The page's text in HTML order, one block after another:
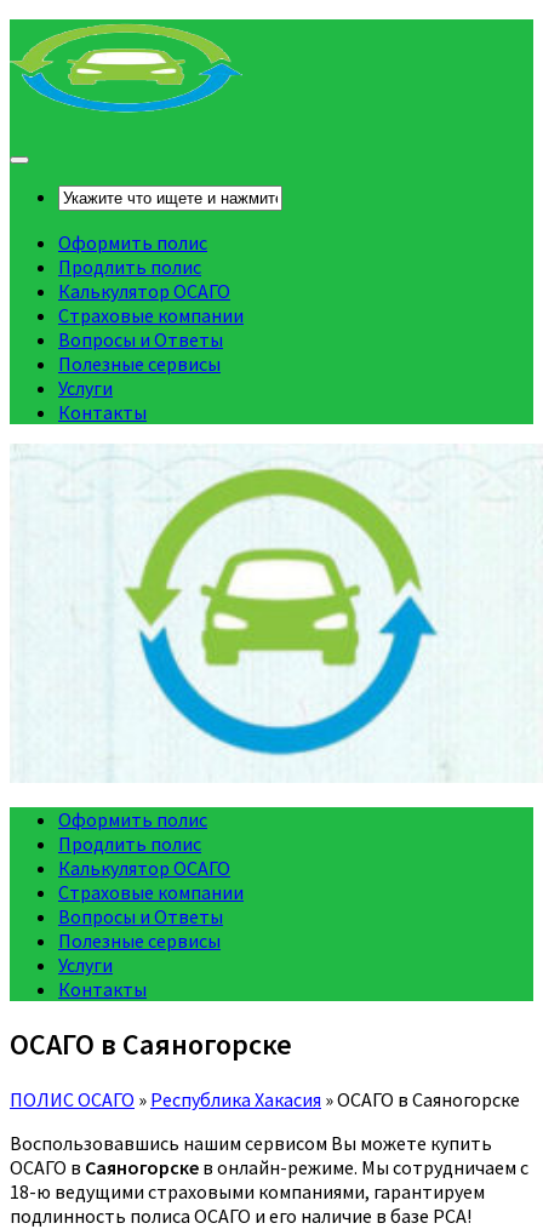
Оформить полис
Продлить полис
Калькулятор ОСАГО
Страховые компании
Вопросы и Ответы
Полезные сервисы
Услуги
Контакты
Оформить полис
Продлить полис
Калькулятор ОСАГО
Страховые компании
Вопросы и Ответы
Полезные сервисы
Услуги
Контакты
ОСАГО в Саяногорске
ПОЛИС ОСАГО » Республика Хакасия »ОСАГО в Саяногорске
Воспользовавшись нашим сервисом Вы можете купить
ОСАГО в Саяногорске в онлайн-режиме. Мы сотрудничаем с
18-ю ведущими страховыми компаниями, гарантируем
подлинность полиса ОСАГО и его наличие в базе РСА!